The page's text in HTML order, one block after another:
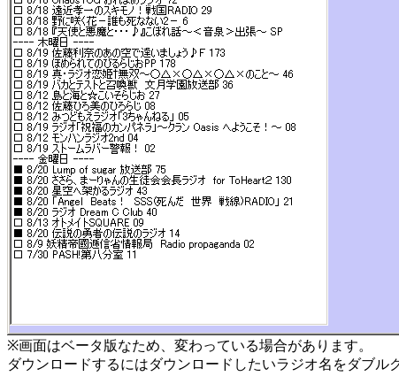
※画面はベータ版なため、変わっている場合があります。
ダウンロードするにはダウンロードしたいラジオ名をダブル